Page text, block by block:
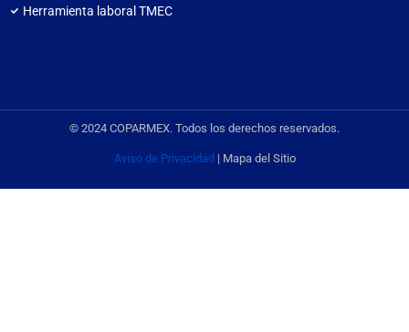
Herramienta laboral TMEC
© 2024 COPARMEX. Todos los derechos reservados.
Aviso de Privacidad | Mapa del Sitio